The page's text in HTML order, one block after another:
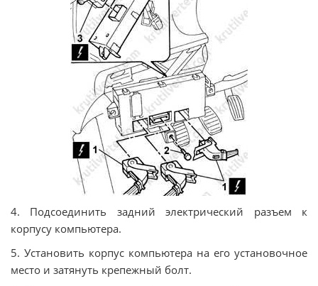
4. Подсоединить задний электрический разъем к
корпусу компьютера.
5. Установить корпус компьютера на его установочное
место и затянуть крепежный болт.